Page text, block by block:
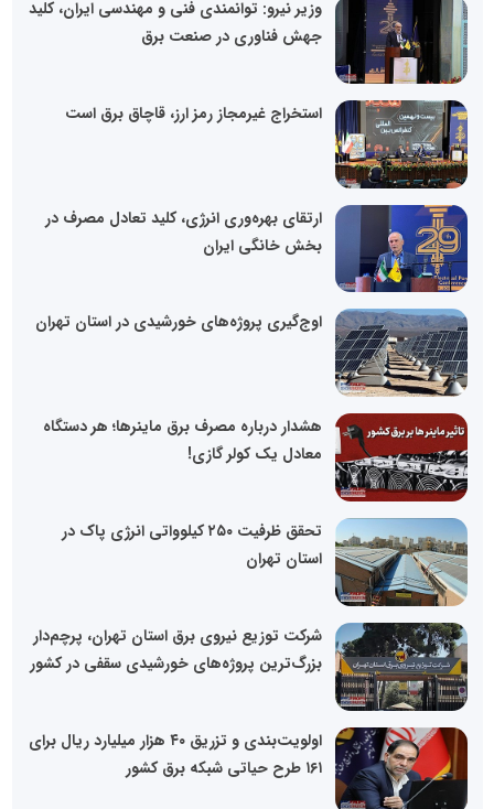
وزیر نیرو: توانمندی فنی و مهندسی ایران، کلید
جهش فناوری در صنعت برق
استخراج غیرمجاز رمز ارز، قاچاق برق است
ارتقای بهره‌وری انرژی، کلید تعادل مصرف در
بخش خانگی ایران
اوج‌گیری پروژه‌های خورشیدی در استان تهران
هشدار درباره مصرف برق ماینرها؛ هر دستگاه
معادل یک کولر گازی!
تحقق ظرفیت ۲۵۰ کیلوواتی انرژی پاک در
استان تهران
شرکت توزیع نیروی برق استان تهران، پرچم‌دار
بزرگ‌ترین پروژه‌های خورشیدی سقفی در کشور
اولویت‌بندی و تزریق ۴۰ هزار میلیارد ریال برای
۱۶۱ طرح حیاتی شبکه برق کشور